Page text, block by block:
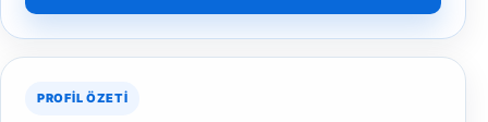
PROFIL ÖZETI